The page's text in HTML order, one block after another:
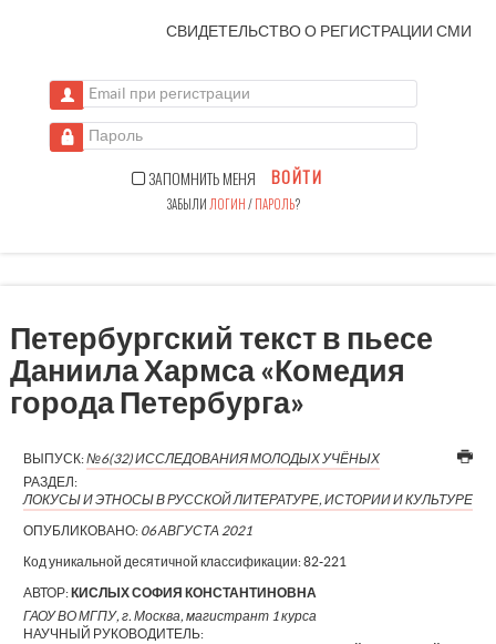
СВИДЕТЕЛЬСТВО О РЕГИСТРАЦИИСМИ
Email при регистрации
Пароль
ЗАПОМНИТЬ МЕНЯ ВОЙТИ
ЗАБЫЛИ ЛОГИН/ПАРОЛЬ?
Петербургский текст в пьесе
Даниила Хармса «Комедия
города Петербурга»
ВЫПУСК:№6(32) ИССЛЕДОВАНИЯ МОЛОДЫХ УЧЁНЫХ
РАЗДЕЛ:
ЛОКУСЫ И ЭТНОСЫ В РУССКОЙ ЛИТЕРАТУРЕ, ИСТОРИИ И КУЛЬТУРЕ
ОПУБЛИКОВАНО: 06 АВГУСТА 2021
Код уникальной десятичной классификации:82-221
АВТОР:КИСЛЫХ СОФИЯ КОНСТАНТИНОВНА
ГАОУ ВО МГПУ, г. Москва, магистрант 1 курса
НАУЧНЫЙ РУКОВОДИТЕЛЬ: